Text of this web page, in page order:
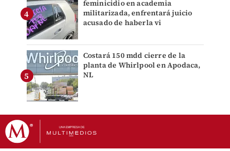
feminicidio en academia
militarizada, enfrentará juicio
acusado de haberla vi
Costará 150 mdd cierre de la
planta de Whirlpool en Apodaca,
NL